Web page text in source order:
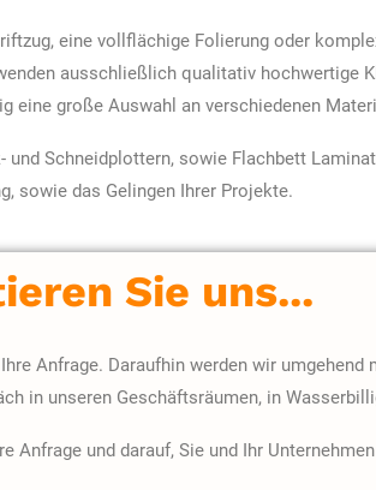
eine vollflächige Folierung oder
ausschließlich qualitativ hochwertige
eine große Auswahl an verschiedenen
und Schneidplottern, sowie Flachbett
sowie das Gelingen Ihrer Projekte.
Sie uns...
Anfrage. Daraufhin werden wir
in unseren Geschäftsräumen, in
Anfrage und darauf, Sie und Ihr